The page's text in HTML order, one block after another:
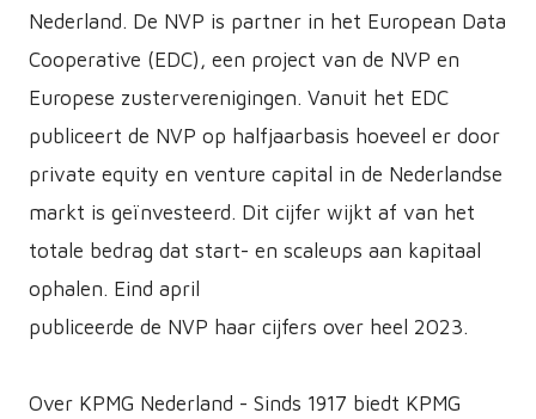
Nederland. De NVP is partner in het European Data
Cooperative (EDC), een project van de NVP en
Europese zusterverenigingen. Vanuit het EDC
publiceert de NVP op halfjaarbasis hoeveel er door
private equity en venture capital in de Nederlandse
markt is geïnvesteerd. Dit cijfer wijkt af van het
totale bedrag dat start- en scaleups aan kapitaal
ophalen. Eind april
publiceerde de NVP haar cijfers over heel 2023.
Over KPMG Nederland - Sinds 1917 biedt KPMG